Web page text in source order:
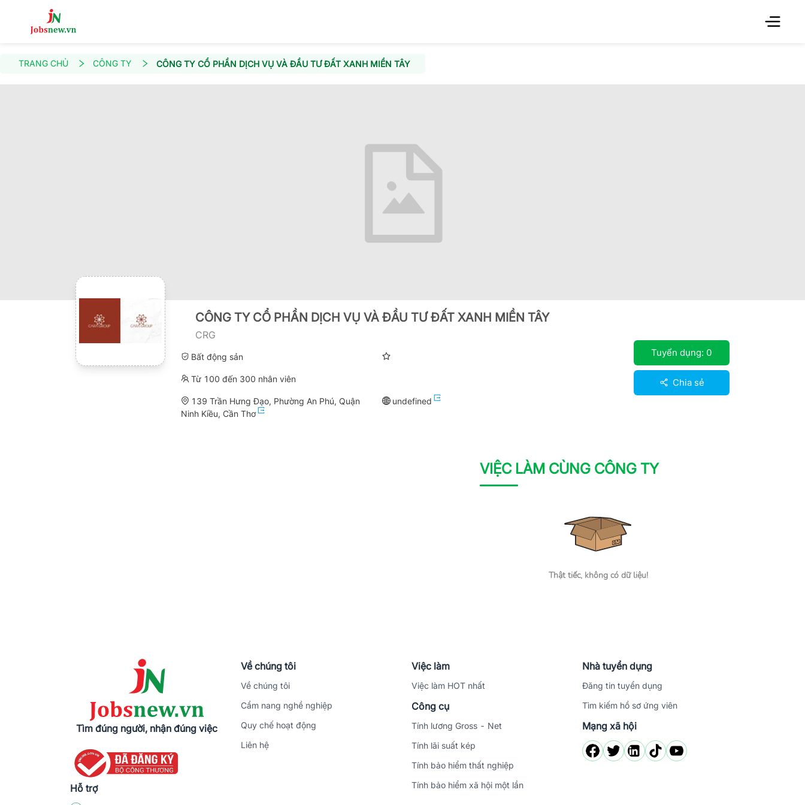
TRANG CHỦ CÔNG TY CÔNG TY CỔ PHẦN DỊCH VỤ VÀ ĐẦU TƯ ĐẤT XANH MIỀN TÂY
CÔNG TY CỔ PHẦN DỊCH VỤ VÀ ĐẦU TƯ ĐẤT XANH MIỀN TÂY
CRG
Bất động sản
Từ 100 đến 300 nhân viên
139 Trần Hưng Đạo, Phường An Phú, Quận
Ninh Kiều, Cần Thơ
undefined
Tuyển dụng: 0
Chia sẻ
VIỆC LÀM CÙNG CÔNG TY
Thật tiếc, không có dữ liệu!
Tìm đúng người, nhận đúng việc
Hỗ trợ
Về chúng tôi
Về chúng tôi
Cẩm nang nghề nghiệp
Quy chế hoạt động
Liên hệ
Việc làm
Việc làm HOT nhất
Công cụ
Tính lương Gross - Net
Tính lãi suất kép
Tính bảo hiểm thất nghiệp
Tính bảo hiểm xã hội một lần
Nhà tuyển dụng
Đăng tin tuyển dụng
Tìm kiếm hồ sơ ứng viên
Mạng xã hội